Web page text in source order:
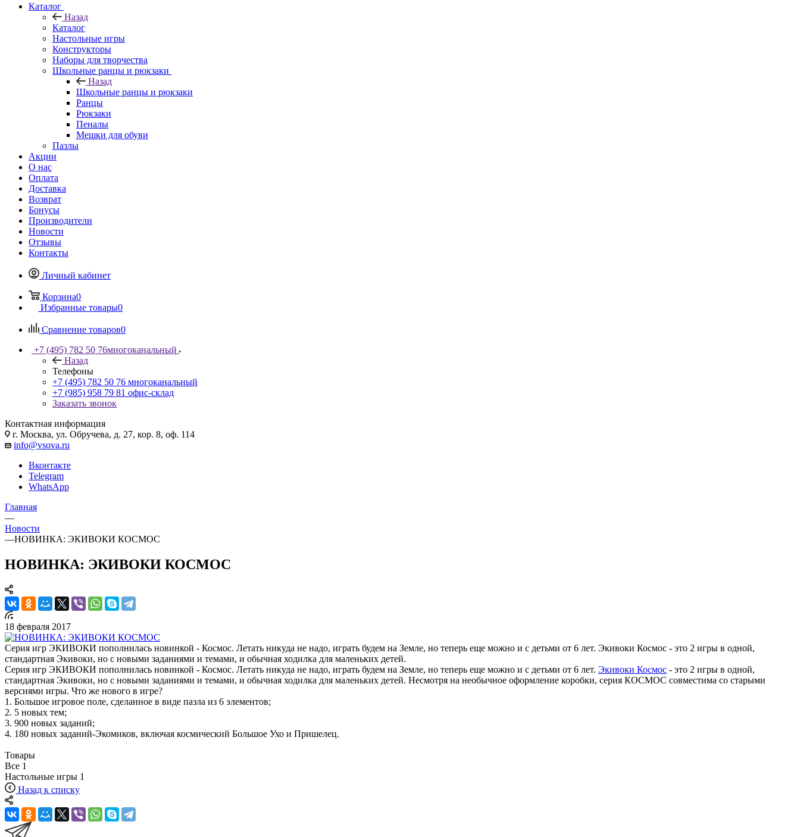
Каталог
Назад
Каталог
Настольные игры
Конструкторы
Наборы для творчества
Школьные ранцы и рюкзаки
Назад
Школьные ранцы и рюкзаки
Ранцы
Рюкзаки
Пеналы
Мешки для обуви
Пазлы
Акции
О нас
Оплата
Доставка
Возврат
Бонусы
Производители
Новости
Отзывы
Контакты
Личный кабинет
Корзина0
Избранные товары0
Сравнение товаров0
+7 (495) 782 50 76многоканальный
Назад
Телефоны
+7 (495) 782 50 76 многоканальный
+7 (985) 958 79 81 офис-склад
Заказать звонок
Контактная информация
г. Москва, ул. Обручева, д. 27, кор. 8, оф. 114
info@vsova.ru
Вконтакте
Telegram
WhatsApp
Главная
—
Новости
—НОВИНКА: ЭКИВОКИ КОСМОС
НОВИНКА: ЭКИВОКИ КОСМОС
18 февраля 2017
Серия игр ЭКИВОКИ пополнилась новинкой - Космос. Летать никуда не надо, играть будем на Земле, но теперь еще можно и с детьми от 6 лет. Экивоки Космос - это 2 игры в одной,
стандартная Экивоки, но с новыми заданиями и темами, и обычная ходилка для маленьких детей.
Серия игр ЭКИВОКИ пополнилась новинкой - Космос. Летать никуда не надо, играть будем на Земле, но теперь еще можно и с детьми от 6 лет. Экивоки Космос - это 2 игры в одной,
стандартная Экивоки, но с новыми заданиями и темами, и обычная ходилка для маленьких детей. Несмотря на необычное оформление коробки, серия КОСМОС совместима со старыми
версиями игры. Что же нового в игре?
1. Большое игровое поле, сделанное в виде пазла из 6 элементов;
2. 5 новых тем;
3. 900 новых заданий;
4. 180 новых заданий-Экомиков, включая космический Большое Ухо и Пришелец.
Товары
Все 1
Настольные игры 1
Назад к списку